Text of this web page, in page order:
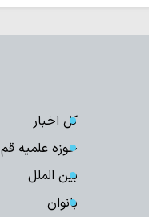
کل اخبار
حوزه علمیه قم
بین الملل
بانوان